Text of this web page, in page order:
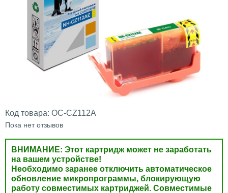
Код товара: OC-CZ112A
Пока нет отзывов
ВНИМАНИЕ: Этот картридж может не заработать
на вашем устройстве!
Необходимо заранее отключить автоматическое
обновление микропрограммы, блокирующую
работу совместимых картриджей. Совместимые